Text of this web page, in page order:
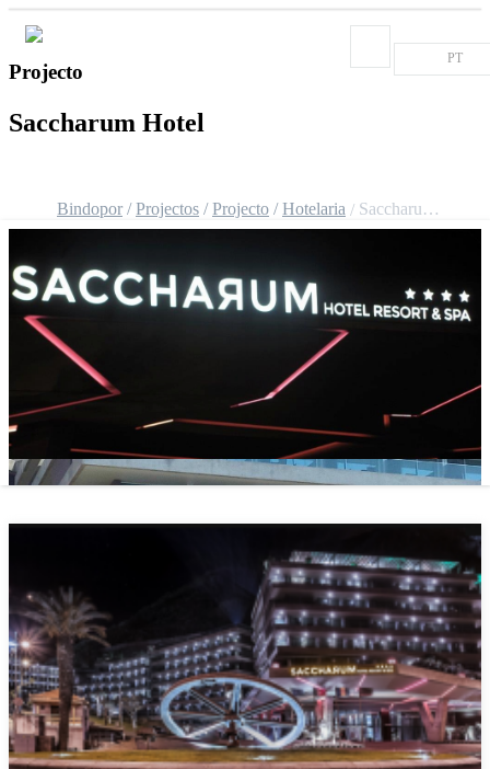
PT
Projecto
Saccharum Hotel
Bindopor Projectos Projecto Hotelaria Saccharum Hotel